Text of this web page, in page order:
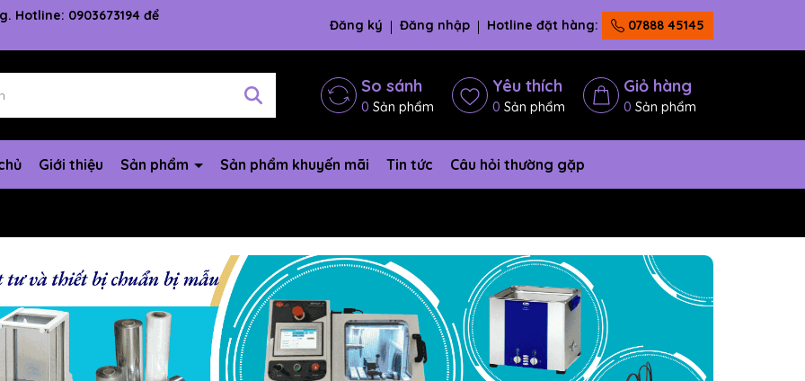
Hotline: 0903673194 để
Đăng ký Đăng nhập Hotline đặt hàng: 07888 45145
So sánh
0 Sản phẩm
Yêu thích
0 Sản phẩm
Giỏ hàng
0 Sản phẩm
Giới thiệu Sản phẩm Sản phẩm khuyến mãi Tin tức Câu hỏi thường gặp